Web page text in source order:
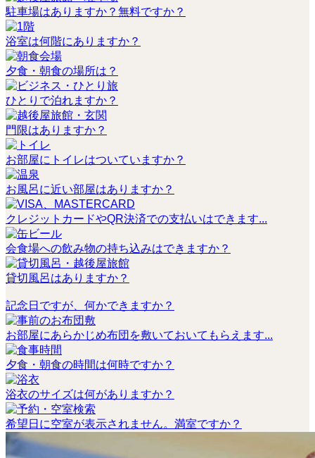
駐車場はありますか？無料ですか？
浴室は何階にありますか？
夕食・朝食の場所は？
ひとりで泊れますか？
門限はありますか？
お部屋にトイレはついていますか？
お風呂に近い部屋はありますか？
クレジットカードやQR決済での支払いはできます...
会食場への飲み物の持ち込みはできますか？
貸切風呂はありますか？
記念日ですが、何かできますか？
お部屋にあらかじめ布団を敷いておいてもらえます...
夕食・朝食の時間は何時ですか？
浴衣のサイズは何がありますか？
希望日に空室が表示されません。満室ですか？